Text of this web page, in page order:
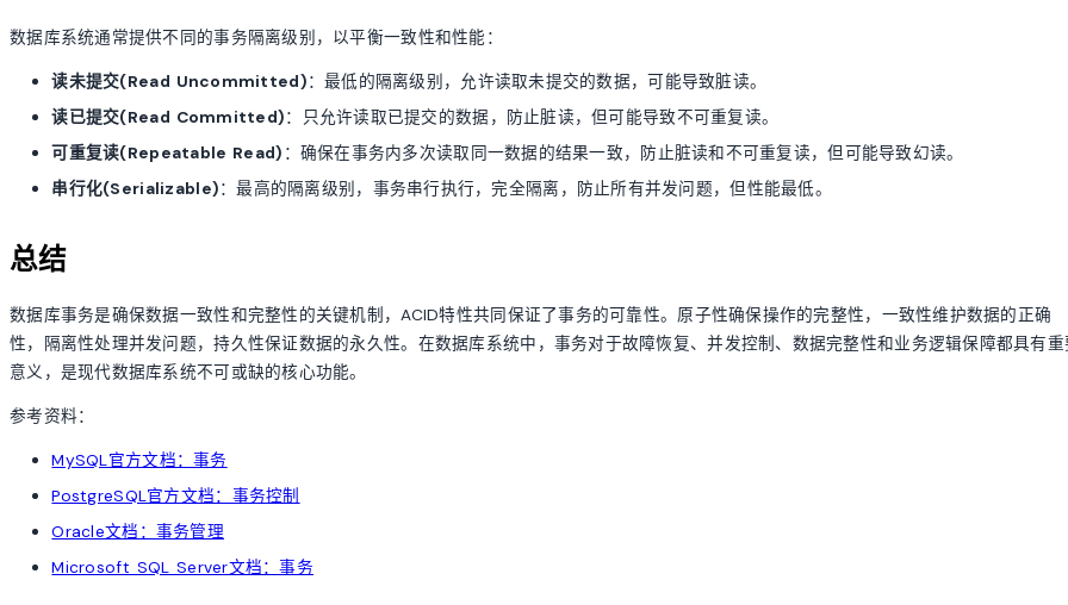
数据库系统通常提供不同的事务隔离级别，以平衡一致性和性能：
读未提交(Read Uncommitted)：最低的隔离级别，允许读取未提交的数据，可能导致脏读。
读已提交(Read Committed)：只允许读取已提交的数据，防止脏读，但可能导致不可重复读。
可重复读(Repeatable Read) ：确保在事务内多次读取同一数据的结果一致，防止脏读和不可重复读，但可能导致幻读。
串行化(Serializable)：最高的隔离级别，事务串行执行，完全隔离，防止所有并发问题，但性能最低。
总结
数据库事务是确保数据一致性和完整性的关键机制，ACID特性共同保证了事务的可靠性。原子性确保操作的完整性，一致性维护数据的正确
性，隔离性处理并发问题，持久性保证数据的永久性。在数据库系统中，事务对于故障恢复、并发控制、数据完整性和业务逻辑保障都具有重
意义，是现代数据库系统不可或缺的核心功能。
参考资料：
MySQL官方文档：事务
PostgreSQL官方文档：事务控制
Oracle文档：事务管理
Microsoft SQL Server文档：事务